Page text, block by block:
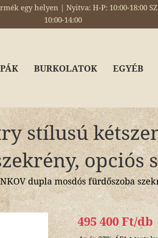
egy helyen | Nyitva: H-P: 10:00-18:00
10:00-14:00
BURKOLATOK EGYÉB
stílusú
opciós
dupla mosdós fürdőszoba
495 400 Ft/db